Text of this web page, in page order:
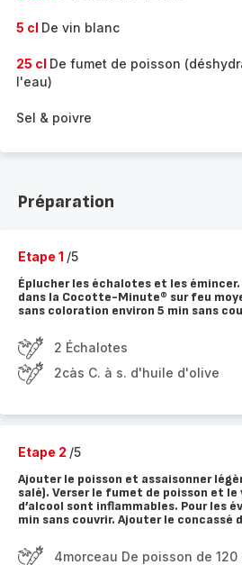
5 cl De vin blanc
25 cl De fumet de poisson
l'eau)
Sel & poivre
Préparation
Etape 1 /5
Éplucher les échalotes et les
dans la Cocotte-Minute® sur feu
sans coloration environ 5 min sans
2 Échalotes
2càs C. à s. d'huile d'olive
Etape 2 /5
Ajouter le poisson et assaisonner
salé). Verser le fumet de poisson et le
d’alcool sont inflammables. Pour les
min sans couvrir. Ajouter le concassé
4morceau De poisson de 120